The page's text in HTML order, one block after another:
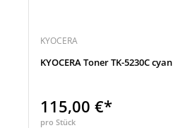
KYOCERA
KYOCERA Toner TK-5230C cyan
115,00 €*
pro Stück